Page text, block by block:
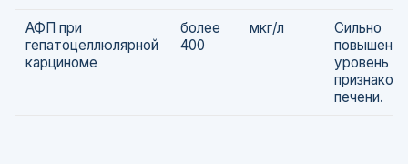
АФП при
гепатоцеллюлярной
карциноме
более
400
мкг/л
Сильно
уровень
признаком
печени.